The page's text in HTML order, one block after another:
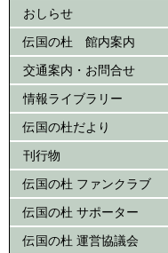
おしらせ
伝国の杜 館内案内
交通案内・お問合せ
情報ライブラリー
伝国の杜だより
刊行物
伝国の杜 ファンクラブ
伝国の杜 サポーター
伝国の杜 運営協議会